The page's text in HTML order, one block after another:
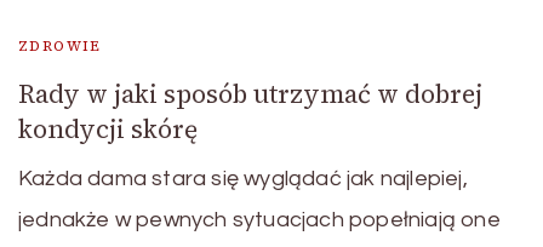
ZDROWIE
Rady w jaki sposób utrzymać w dobrej
kondycji skórę
Każda dama stara się wyglądać jak najlepiej,
jednakże w pewnych sytuacjach popełniają one